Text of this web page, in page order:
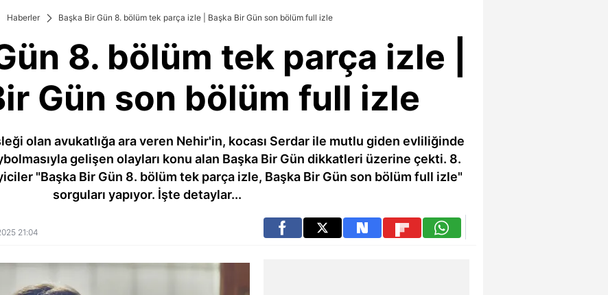
Haberler Başka Bir Gün 8. bölüm tek parça izle | Başka Bir Gün son bölüm full izle
8. bölüm tek parça izle |
Gün son bölüm full izle
olan avukatlığa ara veren Nehir'in, kocası Serdar ile mutlu giden evliliğinde
gelişen olayları konu alan Başka Bir Gün dikkatleri üzerine çekti. 8.
"Başka Bir Gün 8. bölüm tek parça izle, Başka Bir Gün son bölüm full izle"
sorguları yapıyor. İşte detaylar...
21:04